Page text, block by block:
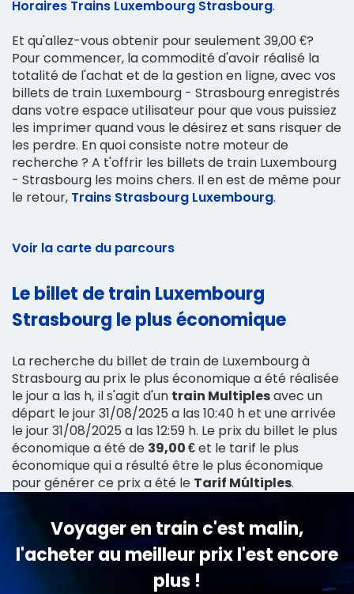
Horaires Trains Luxembourg Strasbourg.
Et qu'allez-vous obtenir pour seulement 39,00 €?
Pour commencer, la commodité d'avoir réalisé la
totalité de l'achat et de la gestion en ligne, avec vos
billets de train Luxembourg - Strasbourg enregistrés
dans votre espace utilisateur pour que vous puissiez
les imprimer quand vous le désirez et sans risquer de
les perdre. En quoi consiste notre moteur de
recherche ? A t'offrir les billets de train Luxembourg
- Strasbourg les moins chers. Il en est de même pour
le retour, Trains Strasbourg Luxembourg.
Voir la carte du parcours
Le billet de train Luxembourg
Strasbourg le plus économique
La recherche du billet de train de Luxembourg à
Strasbourg au prix le plus économique a été réalisée
le jour a las h, il s'agit d'un train Multiplesavec un
départ le jour 31/08/2025 a las 10:40 h et une arrivée
le jour 31/08/2025 a las 12:59 h. Le prix du billet le plus
économique a été de 39,00 €et le tarif le plus
économique qui a résulté être le plus économique
pour générer ce prix a été le Tarif Múltiples.
Voyager en train c'est malin,
l'acheter au meilleur prix l'est encore
plus !